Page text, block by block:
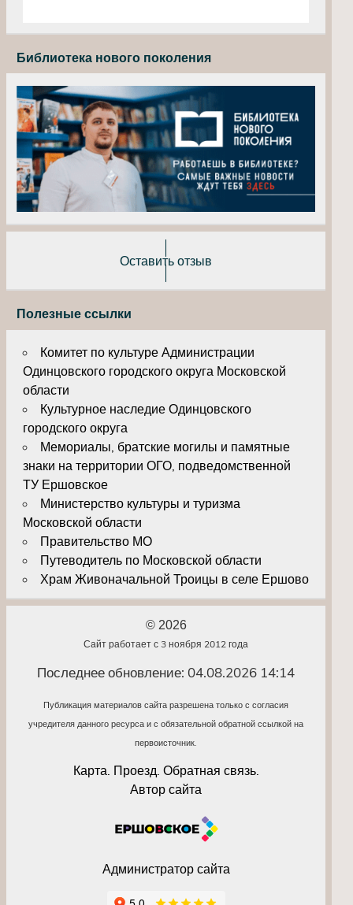
Библиотека нового поколения
Оставить отзыв
Полезные ссылки
Комитет по культуре Администрации
Одинцовского городского округа Московской
области
Культурное наследие Одинцовского
городского округа
Мемориалы, братские могилы и памятные
знаки на территории ОГО, подведомственной
ТУ Ершовское
Министерство культуры и туризма
Московской области
Правительство МО
Путеводитель по Московской области
Храм Живоначальной Троицы в селе Ершово
© 2026
Сайт работает с 3 ноября 2012 года
Последнее обновление: 04.08.2026 14:14
Публикация материалов сайта разрешена только с согласия
учредителя данного ресурса и с обязательной обратной ссылкой на
первоисточник.
Карта. Проезд. Обратная связь.
Автор сайта
Администратор сайта